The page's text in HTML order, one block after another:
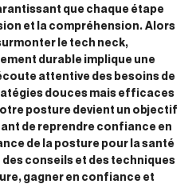
que chaque étape
et la compréhension.Alors
le tech neck,
durable implique une
attentive des besoins de
douces mais efficaces
posture devient un objectif
de reprendre confiance en
de la posture pour la santé
conseils et des techniques
gagner en confiance et